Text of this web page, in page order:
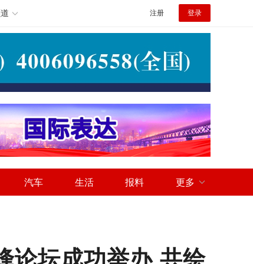
注册 登录
汽车 生活 报料 更多
论坛成功举办 共绘